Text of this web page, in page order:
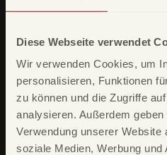
Diese Webseite verwendet
Wir verwenden Cookies, um
personalisieren, Funktionen
zu können und die Zugriffe
analysieren. Außerdem
Verwendung unserer Website
soziale Medien, Werbung
TF Bank Tagesgeld
TF Bank Festgeld
TF Bank Ratenkredit
Leistungsumfang